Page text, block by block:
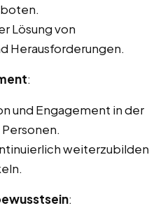
Lösung von
Herausforderungen.
:
und Engagement in der
weiterzubilden
: